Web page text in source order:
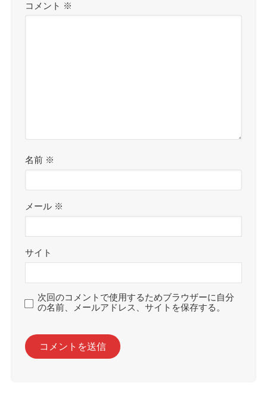
コメント ※
名前 ※
メール ※
サイト
次回のコメントで使用するためブラウザーに自分
の名前、メールアドレス、サイトを保存する。